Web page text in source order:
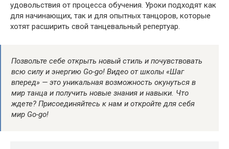
удовольствия от процесса обучения. Уроки подходят как
для начинающих, так и для опытных танцоров, которые
хотят расширить свой танцевальный репертуар.
Позвольте себе открыть новый стиль и почувствовать
всю силу и энергию Go-go! Видео от школы «Шаг
вперед» — это уникальная возможность окунуться в
мир танца и получить новые знания и навыки. Что
ждете? Присоединяйтесь к нам и откройте для себя
мир Go-go!